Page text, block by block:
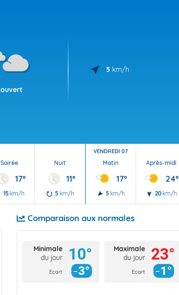
5 km/h
Soirée
17°
15 km/h
Nuit
11°
5 km/h
VENDREDI 07
Matin
17°
5 km/h
Après-midi
24°
20 km/h
Comparaison aux normales
Minimale
du jour
Ecart
10°
3°
Maximale
du jour
Ecart
23°
1°